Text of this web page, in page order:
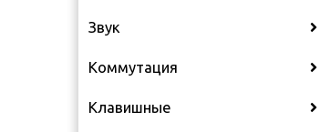
Звук
Коммутация
Клавишные